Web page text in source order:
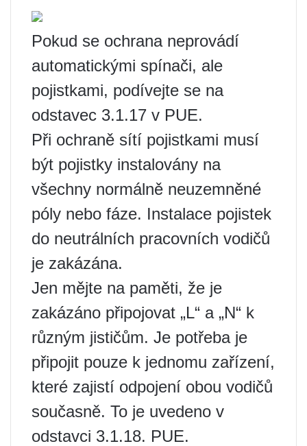
Pokud se ochrana neprovádí
automatickými spínači, ale
pojistkami, podívejte se na
odstavec 3.1.17 v PUE.
Při ochraně sítí pojistkami musí
být pojistky instalovány na
všechny normálně neuzemněné
póly nebo fáze. Instalace pojistek
do neutrálních pracovních vodičů
je zakázána.
Jen mějte na paměti, že je
zakázáno připojovat „L“ a „N“ k
různým jističům. Je potřeba je
připojit pouze k jednomu zařízení,
které zajistí odpojení obou vodičů
současně. To je uvedeno v
odstavci 3.1.18. PUE.